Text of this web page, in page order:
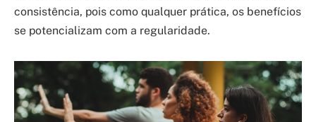
consistência, pois como qualquer prática, os benefícios
se potencializam com a regularidade.